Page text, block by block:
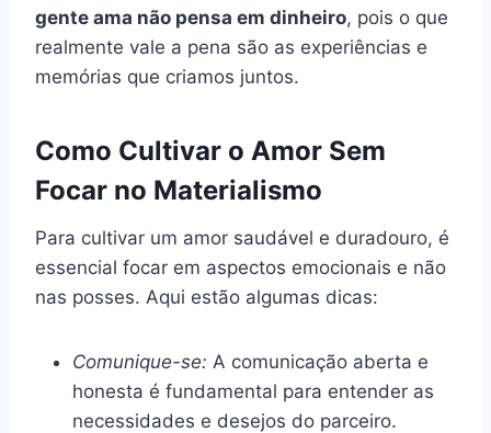
gente ama não pensa em dinheiro, pois o que
realmente vale a pena são as experiências e
memórias que criamos juntos.
Como Cultivar o Amor Sem
Focar no Materialismo
Para cultivar um amor saudável e duradouro, é
essencial focar em aspectos emocionais e não
nas posses. Aqui estão algumas dicas:
Comunique-se: A comunicação aberta e
honesta é fundamental para entender as
necessidades e desejos do parceiro.